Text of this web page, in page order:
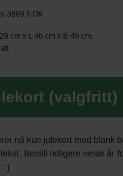
3899 NOK
cm x L 46 cm x B 49 cm.
(valgfritt)
nå kun julekort med blank
Bestill tidligere neste år
: )